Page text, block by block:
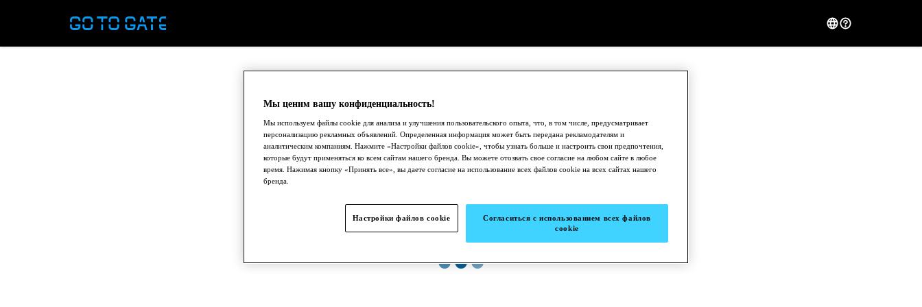
●●●
Мы ценим вашу конфиденциальность!
Мы используем файлы cookie для анализа и улучшения пользовательского опыта, что, в том числе, предусматривает
персонализацию рекламных объявлений. Определенная информация может быть передана рекламодателям и
аналитическим компаниям. Нажмите «Настройки файлов cookie», чтобы узнать больше и настроить свои предпочтения,
которые будут применяться ко всем сайтам нашего бренда. Вы можете отозвать свое согласие на любом сайте в любое
время. Нажимая кнопку «Принять все», вы даете согласие на использование всех файлов cookie на всех сайтах нашего
бренда.
Настройки файлов cookie
Согласиться с использованием всех файлов
cookie